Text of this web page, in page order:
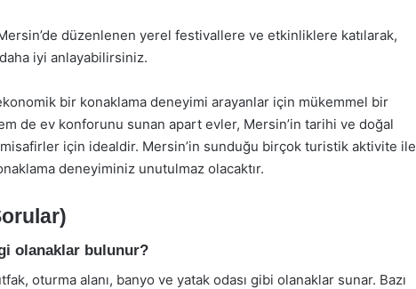
düzenlenen yerel festivallere ve etkinliklere katılarak,
iyi anlayabilirsiniz.
bir konaklama deneyimi arayanlar için mükemmel bir
de ev konforunu sunan apart evler, Mersin’in tarihi ve doğal
için idealdir. Mersin’in sunduğu birçok turistik aktivite ile
deneyiminiz unutulmaz olacaktır.
olanaklar bulunur?
oturma alanı, banyo ve yatak odası gibi olanaklar sunar. Bazı